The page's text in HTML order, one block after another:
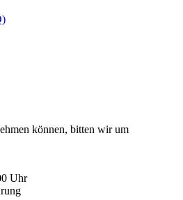
können, bitten wir um
Uhr